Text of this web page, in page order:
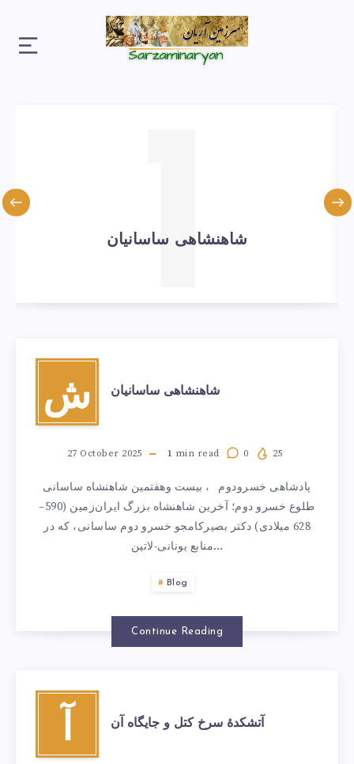
شاهنشاهی ساسانیان
1
ش شاهنشاهی ساسانیان
27 October 2025 1 min read 0 25
پادشاهی خسرودوم ، بیست وهفتمین شاهنشاه ساسانی
طلوع خسرو دوم؛ آخرین شاهنشاه بزرگ ایران‌زمین (590–
628 میلادی) دکتر بصیرکامجو خسرو دوم ساسانی، که در
منابع یونانی-لاتین…
Blog
Continue Reading
آ آتشكدهٔ سرخ‌ کتل و جایگاه آن